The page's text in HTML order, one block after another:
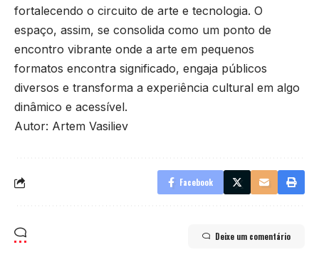
fortalecendo o circuito de arte e tecnologia. O
espaço, assim, se consolida como um ponto de
encontro vibrante onde a arte em pequenos
formatos encontra significado, engaja públicos
diversos e transforma a experiência cultural em algo
dinâmico e acessível.
Autor: Artem Vasiliev
Facebook
Deixe um comentário